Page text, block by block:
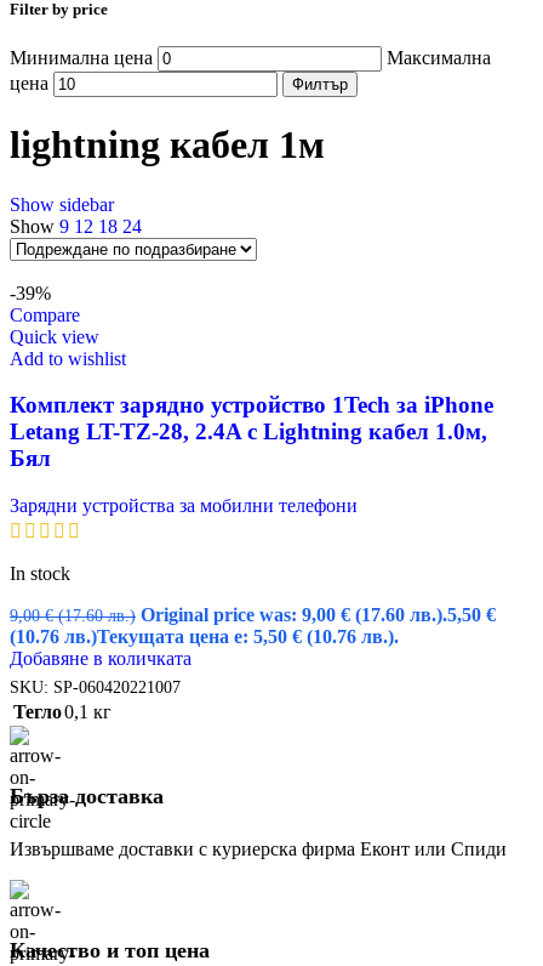
Filter by price
Минимална цена
Максимална
цена
Филтър
lightning кабел 1м
Show sidebar
Show 9 12 18 24
-39%
Compare
Quick view
Add to wishlist
Комплект зарядно устройство 1Tech за iPhone
Letang LT-TZ-28, 2.4A с Lightning кабел 1.0м,
Бял
Зарядни устройства за мобилни телефони
In stock
9,00€ (17.60 лв.) Original price was: 9,00 € (17.60 лв.).5,50 €
(10.76 лв.)Текущата цена е: 5,50 € (10.76 лв.).
Добавяне в количката
SKU: SP-060420221007
Тегло0,1 кг
Бърза доставка
Извършваме доставки с куриерска фирма Еконт или Спиди
Качество и топ цена